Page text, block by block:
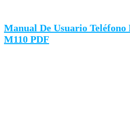
Manual De Usuario
M110 PDF